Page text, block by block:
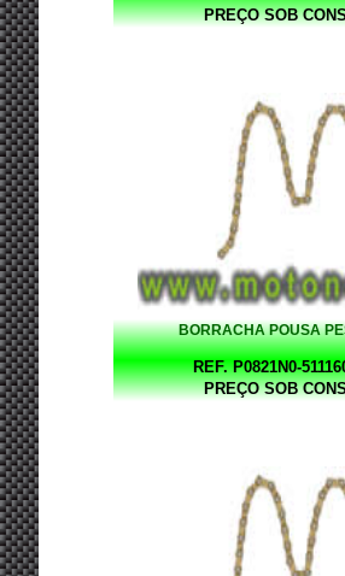
PREÇO SOB
BORRACHA POUSA
REF. P0821N0-
PREÇO SOB